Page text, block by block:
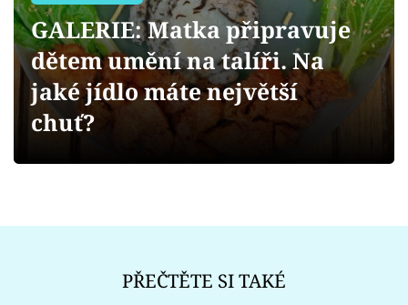
Videa
Sledujte prima+
GALERIE: Matka připravuje
dětem umění na talíři. Na
jaké jídlo máte největší
chuť?
PŘEČTĚTE SI TAKÉ